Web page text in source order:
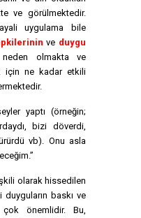
ve görülmektedir.
uygulama bile
ve duygu
olmakta ve
için ne kadar etkili
yaptı (örneğin;
bizi döverdi,
vb). Onu asla
olarak hissedilen
duyguların baskı ve
çok önemlidir. Bu,